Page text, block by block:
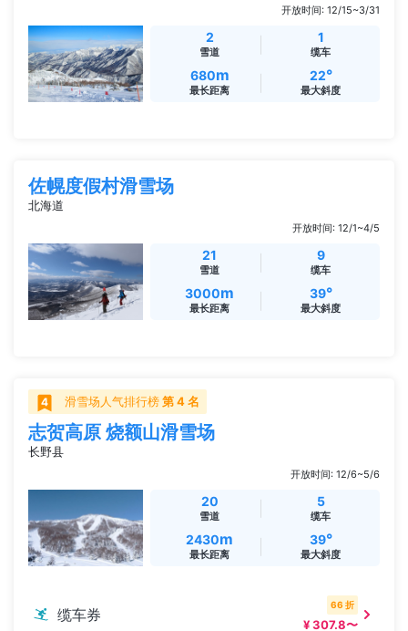
开放时间: 12/15~3/31
2
雪道
1
缆车
680m
最长距离
22°
最大斜度
佐幌度假村滑雪场
北海道
开放时间: 12/1~4/5
21
雪道
9
缆车
3000m
最长距离
39°
最大斜度
滑雪场人气排行榜第 4 名
志贺高原 烧额山滑雪场
长野县
开放时间: 12/6~5/6
20
雪道
5
缆车
2430m
最长距离
39°
最大斜度
缆车券
66 折
¥ 307.8〜